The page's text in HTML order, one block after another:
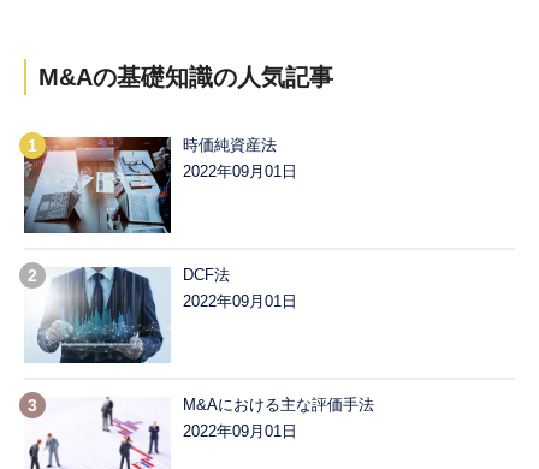
M&Aの基礎知識の人気記事
時価純資産法
2022年09月01日
DCF法
2022年09月01日
M&Aにおける主な評価手法
2022年09月01日